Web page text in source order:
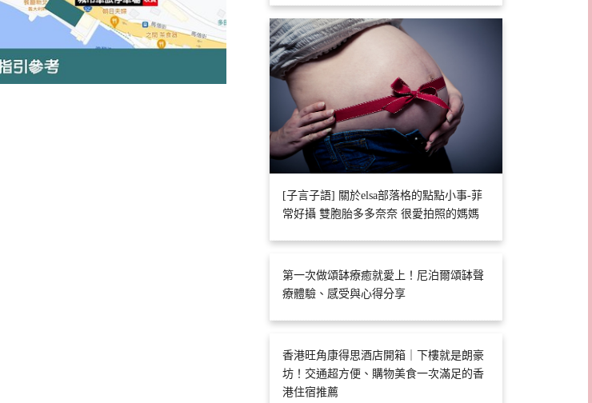
[子言子語] 關於elsa部落格的點點小事-菲
常好攝 雙胞胎多多奈奈 很愛拍照的媽媽
第一次做頌缽療癒就愛上！尼泊爾頌缽聲
療體驗、感受與心得分享
香港旺角康得思酒店開箱｜下樓就是朗豪
坊！交通超方便、購物美食一次滿足的香
港住宿推薦